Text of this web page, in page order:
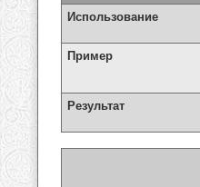
Использование
Пример
Результат